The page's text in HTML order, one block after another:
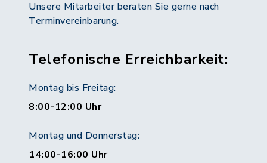
Unsere Mitarbeiter beraten Sie gerne nach
Terminvereinbarung.
Telefonische Erreichbarkeit:
Montag bis Freitag:
8:00-12:00 Uhr
Montag und Donnerstag:
14:00-16:00 Uhr